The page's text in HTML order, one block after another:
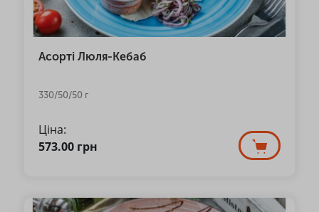
Асорті Люля-Кебаб
330/50/50 г
Ціна:
573.00 грн